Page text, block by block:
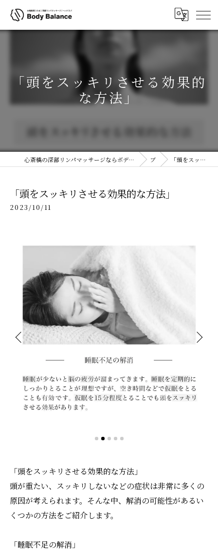
「頭をスッキリさせる効果的
な方法」
心斎橋の深部リンパマッサージならボディコルギ&ヘッドスパ(ヘッドコルギ)専門店ボディバランス 大阪心斎橋店 ブログ 「頭をスッキリさせる効果的な方法」
「頭をスッキリさせる効果的な方法」
2023/10/11
「頭をスッキリさせる効果的な方法」
頭が重たい、スッキリしないなどの症状は非常に多くの
原因が考えられます。そんな中、解消の可能性があるい
くつかの方法をご紹介します。
「睡眠不足の解消」